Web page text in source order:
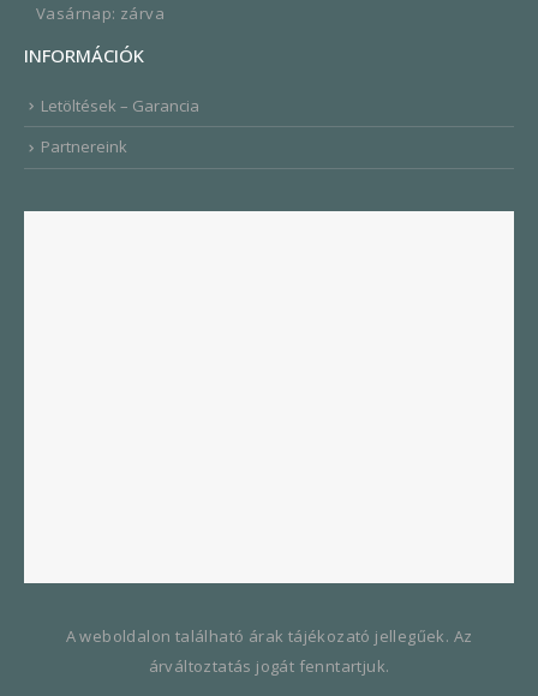
Vasárnap: zárva
INFORMÁCIÓK
Letöltések – Garancia
Partnereink
A weboldalon található árak tájékozató jellegűek. Az
árváltoztatás jogát fenntartjuk.